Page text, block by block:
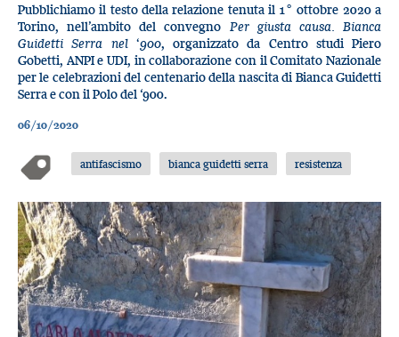
Pubblichiamo il testo della relazione tenuta il 1° ottobre 2020 a
Torino, nell’ambito del convegno Per giusta causa. Bianca
Guidetti Serra nel ‘900, organizzato da Centro studi Piero
Gobetti, ANPI e UDI, in collaborazione con il Comitato Nazionale
per le celebrazioni del centenario della nascita di Bianca Guidetti
Serra e con il Polo del ‘900.
06/10/2020
antifascismo bianca guidetti serra resistenza